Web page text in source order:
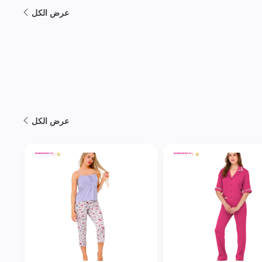
عرض الكل
عرض الكل